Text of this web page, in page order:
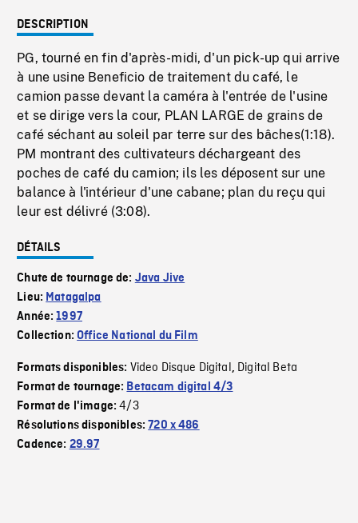
DESCRIPTION
PG, tourné en fin d'après-midi, d'un pick-up qui arrive
à une usine Beneficio de traitement du café, le
camion passe devant la caméra à l'entrée de l'usine
et se dirige vers la cour, PLAN LARGE de grains de
café séchant au soleil par terre sur des bâches(1:18).
PM montrant des cultivateurs déchargeant des
poches de café du camion; ils les déposent sur une
balance à l'intérieur d'une cabane; plan du reçu qui
leur est délivré (3:08).
DÉTAILS
Chute de tournage de: Java Jive
Lieu: Matagalpa
Année:1997
Collection:Office National du Film
Formats disponibles: Video Disque Digital, Digital Beta
Format de tournage: Betacam digital 4/3
Format de l'image:4/3
Résolutions disponibles:720 x 486
Cadence: 29.97